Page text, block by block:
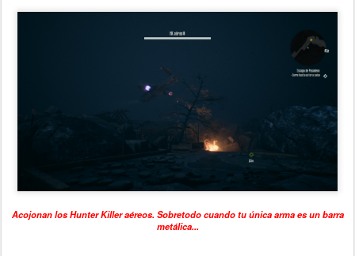
Acojonan los Hunter Killer aéreos. Sobretodo cuando tu única arma es un barra
metálica...